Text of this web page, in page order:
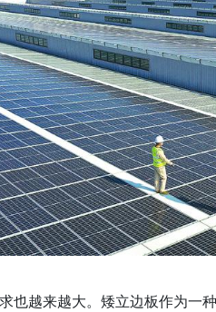
越来越大。矮立边板作为一